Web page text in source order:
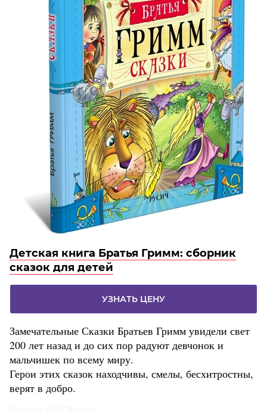
Детская книга Братья Гримм: сборник
сказок для детей
УЗНАТЬ ЦЕНУ
Замечательные Сказки Братьев Гримм увидели свет
200 лет назад и до сих пор радуют девчонок и
мальчишек по всему миру.
Герои этих сказок находчивы, смелы, бесхитростны,
верят в добро.